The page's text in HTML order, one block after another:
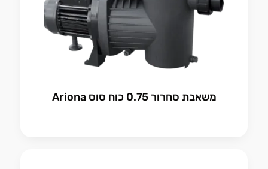
משאבת סחרור 0.75 כוח סוס Ariona